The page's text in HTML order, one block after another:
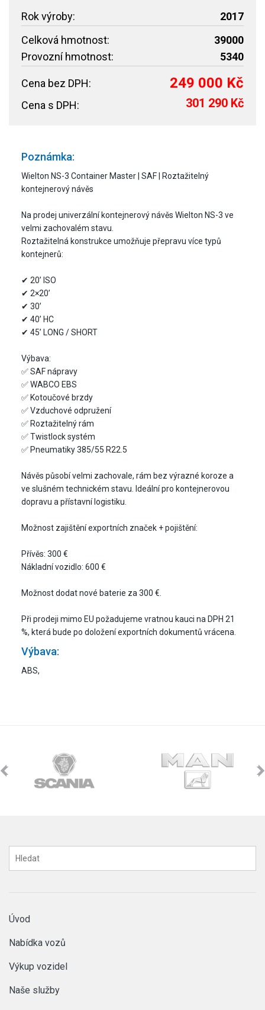
Rok výroby:
2017
Celková hmotnost:
39000
Provozní hmotnost:
5340
Cena bez DPH: 249 000 Kč
Cena s DPH: 301 290 Kč
Poznámka:
Wielton NS-3 Container Master | SAF | Roztažitelný
kontejnerový návěs
Na prodej univerzální kontejnerový návěs Wielton NS-3 ve
velmi zachovalém stavu.
Roztažitelná konstrukce umožňuje přepravu více typů
kontejnerů:
✔ 20’ ISO
✔ 2×20’
✔ 30’
✔ 40’ HC
✔ 45’ LONG / SHORT
Výbava:
✅ SAF nápravy
✅ WABCO EBS
✅ Kotoučové brzdy
✅ Vzduchové odpružení
✅ Roztažitelný rám
✅ Twistlock systém
✅ Pneumatiky 385/55 R22.5
Návěs působí velmi zachovale, rám bez výrazné koroze a
ve slušném technickém stavu. Ideální pro kontejnerovou
dopravu a přístavní logistiku.
Možnost zajištění exportních značek + pojištění:
Přívěs: 300 €
Nákladní vozidlo: 600 €
Možnost dodat nové baterie za 300 €.
Při prodeji mimo EU požadujeme vratnou kauci na DPH 21
%, která bude po doložení exportních dokumentů vrácena.
Výbava:
ABS,
Úvod
Nabídka vozů
Výkup vozidel
Naše služby